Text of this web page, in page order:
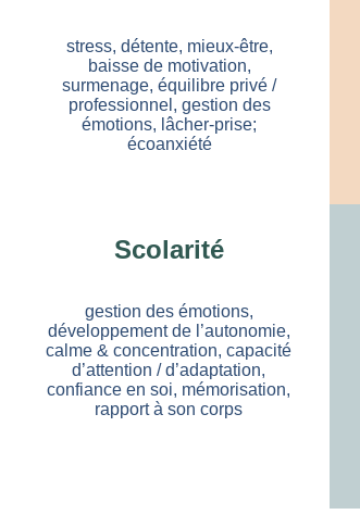
stress, détente, mieux-être,
baisse de motivation,
surmenage, équilibre privé /
professionnel, gestion des
émotions, lâcher-prise;
écoanxiété
Scolarité
gestion des émotions,
développement de l’autonomie,
calme & concentration, capacité
d’attention / d’adaptation,
confiance en soi, mémorisation,
rapport à son corps